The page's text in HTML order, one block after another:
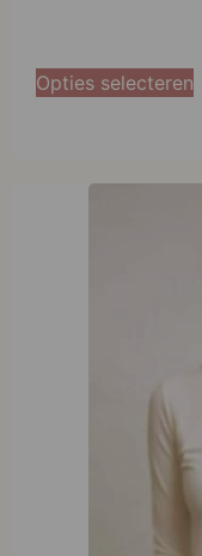
Opties selecteren